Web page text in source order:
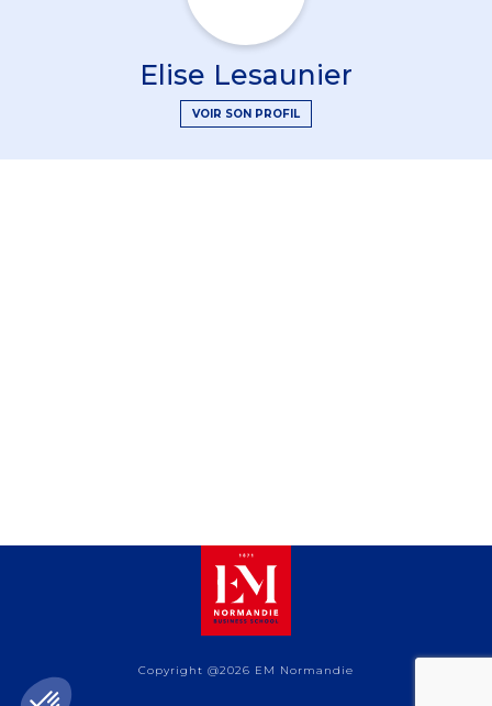
Elise Lesaunier
VOIR SON PROFIL
Copyright @2026 EM Normandie